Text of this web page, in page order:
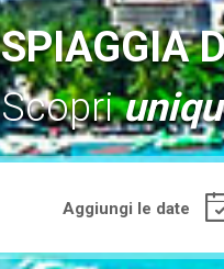
SPIAGGIA
Scopri